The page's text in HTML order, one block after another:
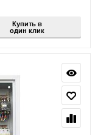
Купить в
один клик